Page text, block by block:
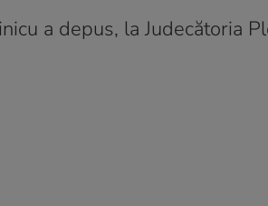
a depus, la Judecătoria